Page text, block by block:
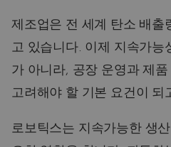
제조업은 전 세계 탄소 배출
고 있습니다. 이제 지속가능
가 아니라, 공장 운영과 제품
고려해야 할 기본 요건이 되
로보틱스는 지속가능한 생